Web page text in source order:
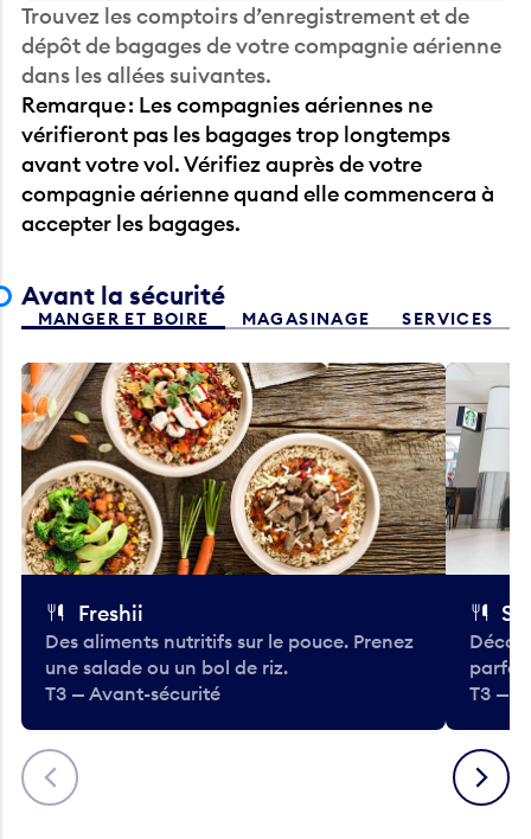
Trouvez les comptoirs d’enregistrement et de
dépôt de bagages de votre compagnie aérienne
dans les allées suivantes.
Remarque : Les compagnies aériennes ne
vérifieront pas les bagages trop longtemps
avant votre vol. Vérifiez auprès de votre
compagnie aérienne quand elle commencera à
accepter les bagages.
Avant la sécurité
MANGER ET BOIRE MAGASINAGE SERVICES
Précédent
Freshii
Des aliments nutritifs sur le pouce. Prenez
une salade ou un bol de riz.
T3 — Avant-sécurité
T3 —
Suivant